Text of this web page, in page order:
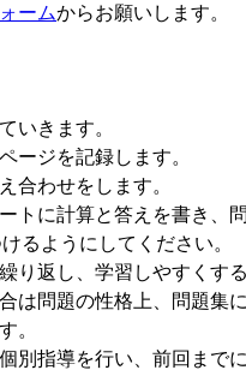
ームからお願いします。
いきます。
ージを記録します。
合わせをします。
トに計算と答えを書き、
るようにしてください。
り返し、学習しやすくす
は問題の性格上、問題集
。
別指導を行い、前回まで